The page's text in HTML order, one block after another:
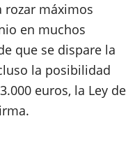
rozar máximos
en muchos
que se dispare la
la posibilidad
euros, la Ley de